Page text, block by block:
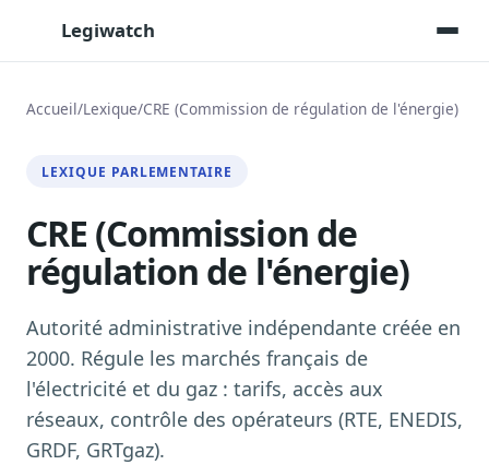
Legiwatch
Posez vos questions, réponses sourcées
Transcriptions IA
Toutes les séances AN/Sénat transcrites
Synthèses IA
Veille des matinales radio
9 interviews politiques, analysées avant 10 h
Alertes personnalisées
Par dossier, personne, mot-clé
Accueil/Lexique/CRE (Commission de régulation de l'énergie)
LEXIQUE PARLEMENTAIRE
CRE (Commission de
régulation de l'énergie)
Autorité administrative indépendante créée en
2000. Régule les marchés français de
l'électricité et du gaz : tarifs, accès aux
réseaux, contrôle des opérateurs (RTE, ENEDIS,
GRDF, GRTgaz).